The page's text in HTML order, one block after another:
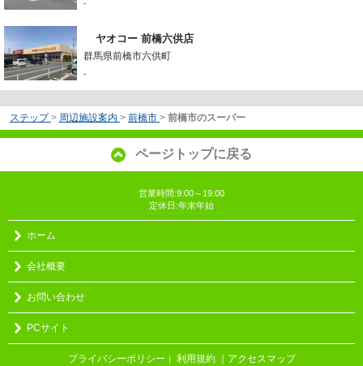
-
ヤオコー 前橋六供店
群馬県前橋市六供町
-
ステップ > 周辺施設案内 > 前橋市 > 前橋市のスーパー
ページトップに戻る
営業時間:9:00～19:00
定休日:年末年始
ホーム
会社概要
お問い合わせ
PCサイト
プライバシーポリシー ｜ 利用規約 ｜アクセスマップ